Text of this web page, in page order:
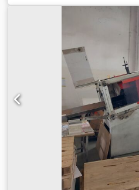
mundial en la producción de
etiquetas. Muy buen estado.
funcional y lista para trabajar.
actualmente en producción.
Formato máximo: 220 x 220
Productividad: 900.000 hojas/h
está equipada con unidad
Barreras fotoeléctricas de
alimentación ajustable en
modos de operación: